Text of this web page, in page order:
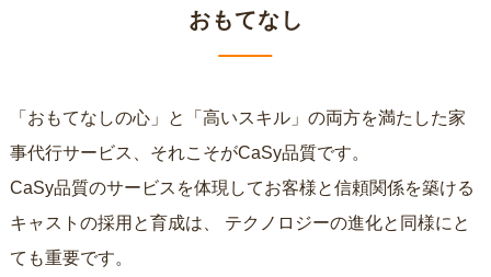
おもてなし
「おもてなしの心」と「高いスキル」の両方を満たした家
事代行サービス、それこそがCaSy品質です。
CaSy品質のサービスを体現してお客様と信頼関係を築ける
キャストの採用と育成は、
ても重要です。